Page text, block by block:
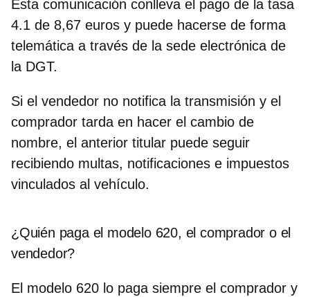
Esta comunicación conlleva el pago de la tasa
4.1 de 8,67 euros y puede hacerse de forma
telemática a través de la sede electrónica de
la DGT.
Si el vendedor no notifica la transmisión y el
comprador tarda en hacer el cambio de
nombre, el anterior titular puede seguir
recibiendo multas, notificaciones e impuestos
vinculados al vehículo.
¿Quién paga el modelo 620, el comprador o el
vendedor?
El modelo 620 lo paga siempre el comprador y